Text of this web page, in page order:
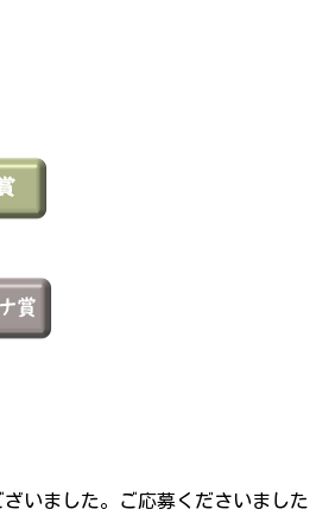
いました。ご応募くださいました